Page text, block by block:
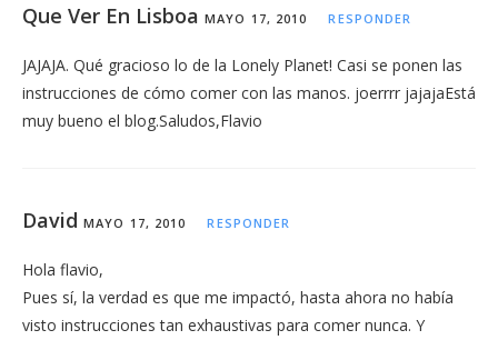
Que Ver En Lisboa MAYO 17, 2010 RESPONDER
JAJAJA. Qué gracioso lo de la Lonely Planet! Casi se ponen las
instrucciones de cómo comer con las manos. joerrrr jajajaEstá
muy bueno el blog.Saludos,Flavio
David MAYO 17, 2010 RESPONDER
Hola flavio,
Pues sí, la verdad es que me impactó, hasta ahora no había
visto instrucciones tan exhaustivas para comer nunca. Y